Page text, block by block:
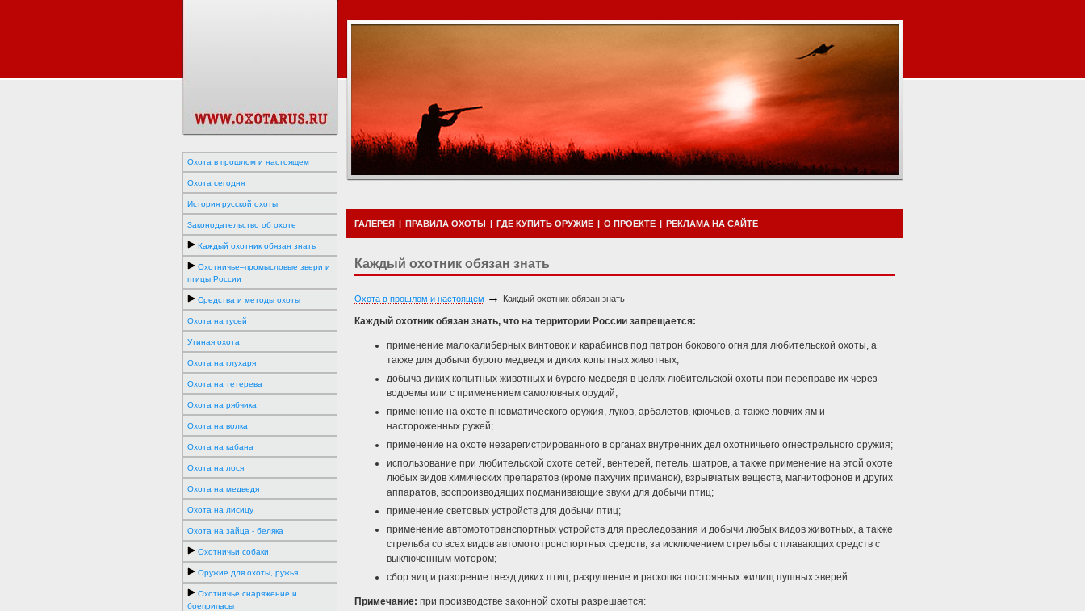
Охота в прошлом и настоящем
Охота сегодня
История русской охоты
Законодательство об охоте
Каждый охотник обязан знать
Охотничье–промысловые звери и
птицы России
Средства и методы охоты
Охота на гусей
Утиная охота
Охота на глухаря
Охота на тетерева
Охота на рябчика
Охота на волка
Охота на кабана
Охота на лося
Охота на медведя
Охота на лисицу
Охота на зайца - беляка
Охотничьи собаки
Оружие для охоты, ружья
Охотничье снаряжение и
боеприпасы
ГАЛЕРЕЯ | ПРАВИЛА ОХОТЫ | ГДЕ КУПИТЬ ОРУЖИЕ | О ПРОЕКТЕ | РЕКЛАМА НА САЙТЕ
Каждый охотник обязан знать
Охота в прошлом и настоящем → Каждый охотник обязан знать
Каждый охотник обязан знать, что на территории России запрещается:
применение малокалиберных винтовок и карабинов под патрон бокового огня для любительской охоты, а
также для добычи бурого медведя и диких копытных животных;
добыча диких копытных животных и бурого медведя в целях любительской охоты при переправе их через
водоемы или с применением самоловных орудий;
применение на охоте пневматического оружия, луков, арбалетов, крючьев, а также ловчих ям и
настороженных ружей;
применение на охоте незарегистрированного в органах внутренних дел охотничьего огнестрельного оружия;
использование при любительской охоте сетей, вентерей, петель, шатров, а также применение на этой охоте
любых видов химических препаратов (кроме пахучих приманок), взрывчатых веществ, магнитофонов и других
аппаратов, воспроизводящих подманивающие звуки для добычи птиц;
применение световых устройств для добычи птиц;
применение автомототранспортных устройств для преследования и добычи любых видов животных, а также
стрельба со всех видов автомототронспортных средств, за исключением стрельбы с плавающих средств с
выключенным мотором;
сбор яиц и разорение гнезд диких птиц, разрушение и раскопка постоянных жилищ пушных зверей.
Примечание: при производстве законной охоты разрешается: